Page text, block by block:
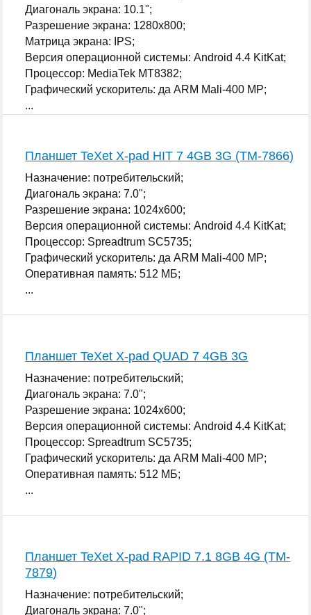
Диагональ экрана: 10.1";
Разрешение экрана: 1280x800;
Матрица экрана: IPS;
Версия операционной системы: Android 4.4 KitKat;
Процессор: MediaTek MT8382;
Графический ускоритель: да ARM Mali-400 MP;
...
Планшет TeXet X-pad HIT 7 4GB 3G (TM-7866)
Назначение: потребительский;
Диагональ экрана: 7.0";
Разрешение экрана: 1024x600;
Версия операционной системы: Android 4.4 KitKat;
Процессор: Spreadtrum SC5735;
Графический ускоритель: да ARM Mali-400 MP;
Оперативная память: 512 МБ;
...
Планшет TeXet X-pad QUAD 7 4GB 3G
Назначение: потребительский;
Диагональ экрана: 7.0";
Разрешение экрана: 1024x600;
Версия операционной системы: Android 4.4 KitKat;
Процессор: Spreadtrum SC5735;
Графический ускоритель: да ARM Mali-400 MP;
Оперативная память: 512 МБ;
...
Планшет TeXet X-pad RAPID 7.1 8GB 4G (TM-
7879)
Назначение: потребительский;
Диагональ экрана: 7.0";